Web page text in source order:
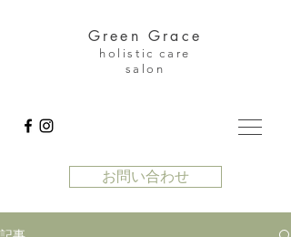
お問い合わせ
Green Grace
holistic care
salon